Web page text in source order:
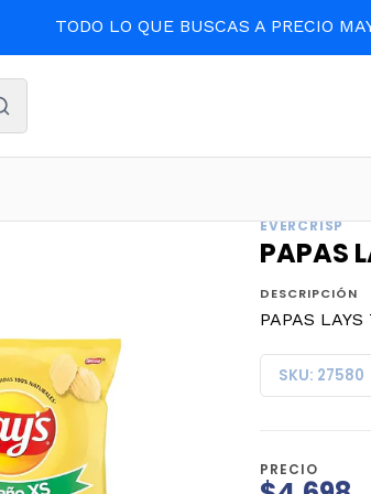
TODO LO QUE BUSCAS A PRECIO
EVERCRISP
PAPAS
DESCRIPCIÓN
PAPAS
SKU: 27580
PRECIO